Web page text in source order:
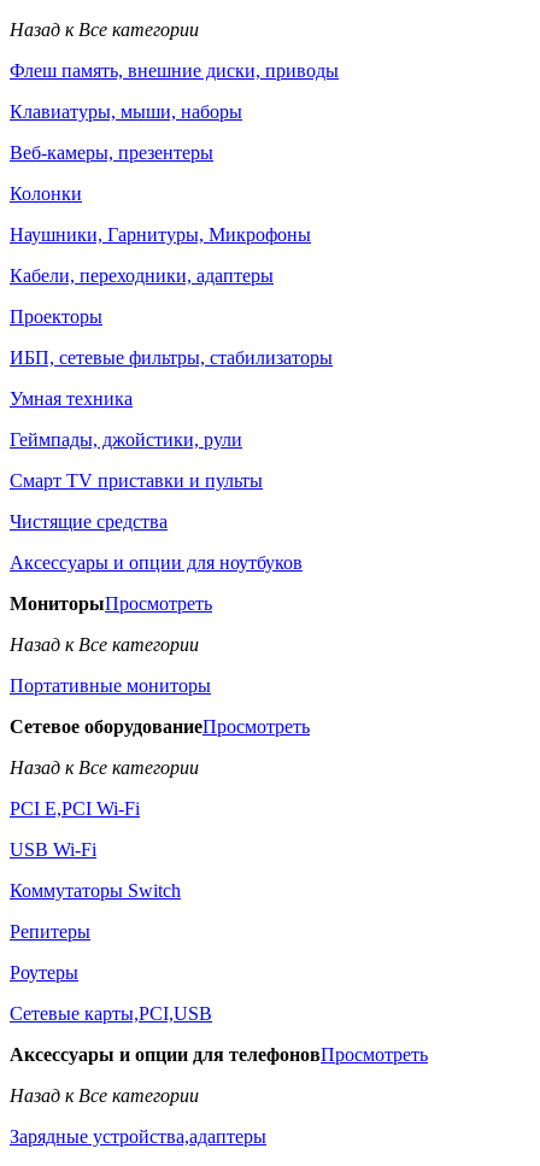
Назад к Все категории
Флеш память, внешние диски, приводы
Клавиатуры, мыши, наборы
Веб-камеры, презентеры
Колонки
Наушники, Гарнитуры, Микрофоны
Кабели, переходники, адаптеры
Проекторы
ИБП, сетевые фильтры, стабилизаторы
Умная техника
Геймпады, джойстики, рули
Смарт TV приставки и пульты
Чистящие средства
Аксессуары и опции для ноутбуков
МониторыПросмотреть
Назад к Все категории
Портативные мониторы
Сетевое оборудованиеПросмотреть
Назад к Все категории
PCI E,PCI Wi-Fi
USB Wi-Fi
Коммутаторы Switch
Репитеры
Роутеры
Сетевые карты,PCI,USB
Аксессуары и опции для телефоновПросмотреть
Назад к Все категории
Зарядные устройства,адаптеры